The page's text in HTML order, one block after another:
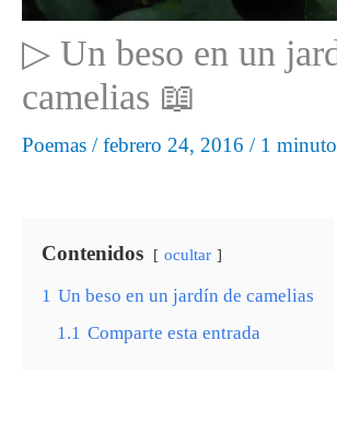
▷ Un beso en un
camelias 📖
Poemas /febrero 24, 2016 / 1
Contenidos ocultar
1 Un beso en un jardín de camelias
1.1 Comparte esta entrada